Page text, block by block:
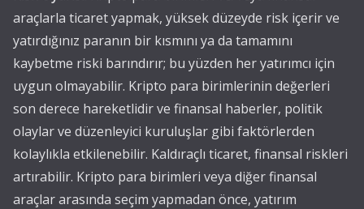
araçlarla ticaret yapmak, yüksek düzeyde risk içerir ve
yatırdığınız paranın bir kısmını ya da tamamını
kaybetme riski barındırır; bu yüzden her yatırımcı için
uygun olmayabilir. Kripto para birimlerinin değerleri
son derece hareketlidir ve finansal haberler, politik
olaylar ve düzenleyici kuruluşlar gibi faktörlerden
kolaylıkla etkilenebilir. Kaldıraçlı ticaret, finansal riskleri
artırabilir. Kripto para birimleri veya diğer finansal
araçlar arasında seçim yapmadan önce, yatırım